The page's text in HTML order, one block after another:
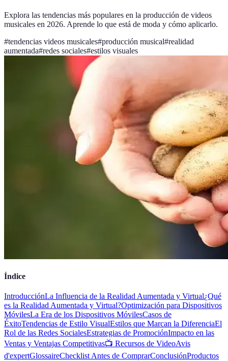
Explora las tendencias más populares en la producción de videos
musicales en 2026. Aprende lo que está de moda y cómo aplicarlo.
#tendencias videos musicales#producción musical#realidad
aumentada#redes sociales#estilos visuales
Índice
IntroducciónLa Influencia de la Realidad Aumentada y Virtual¿Qué
es la Realidad Aumentada y Virtual?Optimización para Dispositivos
MóvilesLa Era de los Dispositivos MóvilesCasos de
ÉxitoTendencias de Estilo VisualEstilos que Marcan la DiferenciaEl
Rol de las Redes SocialesEstrategias de PromociónImpacto en las
Ventas y Ventajas Competitivas📺 Recursos de VideoAvis
d'expertGlossaireChecklist Antes de ComprarConclusiónProductos